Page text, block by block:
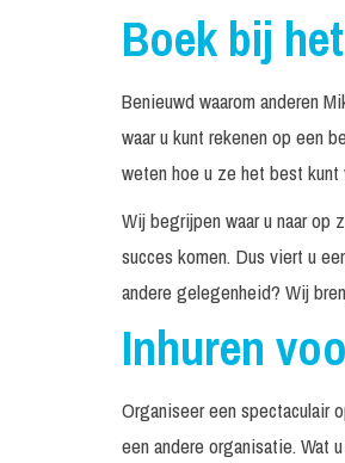
Boek bij
Benieuwd waarom anderen
waar u kunt rekenen op een
weten hoe u ze het best
Wij begrijpen waar u naar
succes komen. Dus viert u
andere gelegenheid? Wij
Inhuren
Organiseer een spectaculair
een andere organisatie. Wat